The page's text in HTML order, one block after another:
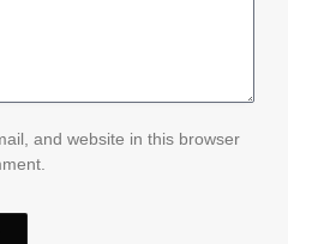
and website in this browser